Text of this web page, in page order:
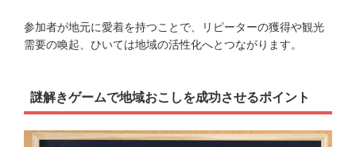
参加者が地元に愛着を持つことで、リピーターの獲得や観光
需要の喚起、ひいては地域の活性化へとつながります。
謎解きゲームで地域おこしを成功させるポイント